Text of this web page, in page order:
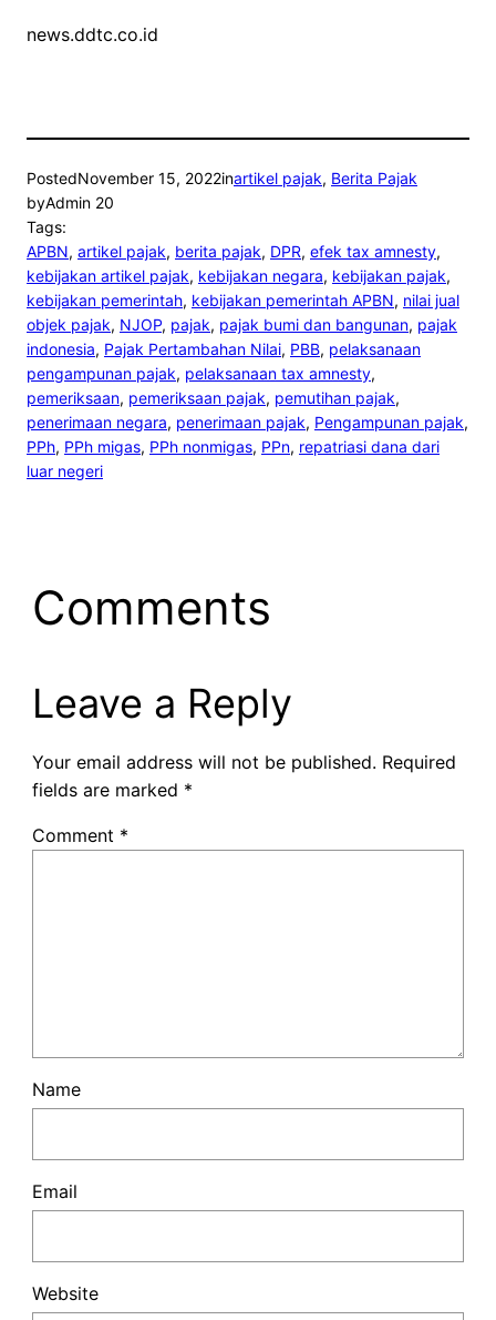
news.ddtc.co.id
PostedNovember 15, 2022inartikel pajak, Berita Pajak
byAdmin 20
Tags:
APBN, artikel pajak, berita pajak, DPR, efek tax amnesty
kebijakan artikel pajak, kebijakan negara, kebijakan pajak
kebijakan pemerintah, kebijakan pemerintah APBN, nilai jual
objek pajak, NJOP, pajak, pajak bumi dan bangunan, pajak
indonesia, Pajak Pertambahan Nilai, PBB, pelaksanaan
pengampunan pajak, pelaksanaan tax amnesty
pemeriksaan, pemeriksaan pajak, pemutihan pajak
penerimaan negara, penerimaan pajak, Pengampunan pajak
PPh, PPh migas, PPh nonmigas, PPn, repatriasi dana dari
luar negeri
Comments
Leave a Reply
Your email address will not be published. Required
fields are marked *
Comment *
Name
Email
Website